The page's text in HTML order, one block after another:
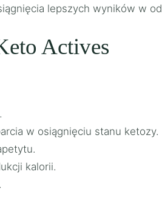
lepszych wyników w
Actives
w osiągnięciu stanu ketozy.
kalorii.